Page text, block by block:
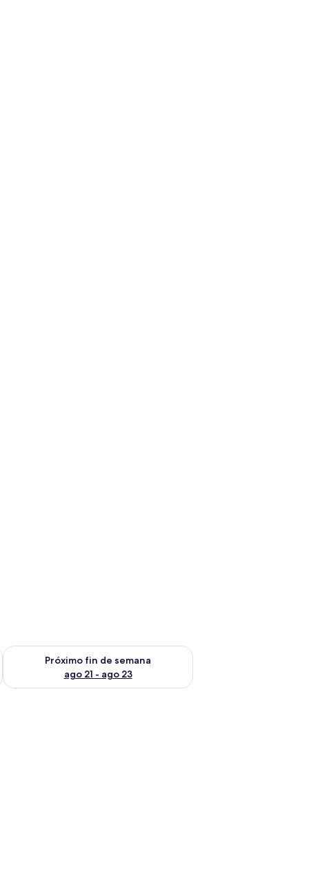
semana ago 14 - ago 16
Próximo fin de semana
ago 21 - ago 23
Consulta la disponibilidad para el próximo fin de semana
una mesita de noche, una silla, un televisor, un ventilador de techo y